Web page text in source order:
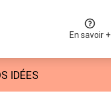
En savoir +
IDÉES